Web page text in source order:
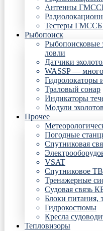
Антенны
Тестеры
Рыбопоиск
Рыбопоисковые
ловли
Датчики
WASSP —
Гидролокаторы
Траловый сонар
Индикаторы
Модули
Прочее
Погодные
Спутниковая
VSAT
Спутниковое ТВ
Тренажерные
Судовая связь
Блоки питания,
Гидрокостюмы
Кресла
Тепловизоры